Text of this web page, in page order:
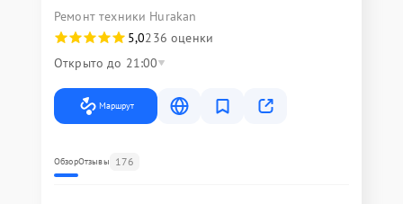
Ремонт техники Hurakan
5,0236 оценки
Открыто до 21:00
Маршрут
ОбзорОтзывы 176